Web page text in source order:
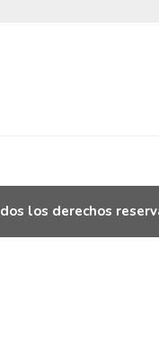
los derechos